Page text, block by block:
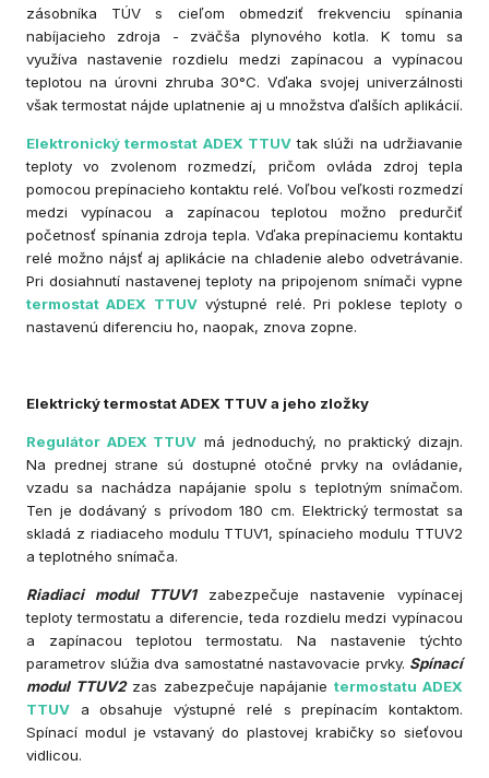
zásobníka TÚV s cieľom obmedziť frekvenciu spínania
nabíjacieho zdroja - zväčša plynového kotla. K tomu sa
využíva nastavenie rozdielu medzi zapínacou a vypínacou
teplotou na úrovni zhruba 30°C. Vďaka svojej univerzálnosti
však termostat nájde uplatnenie aj u množstva ďalších aplikácií.
Elektronický termostat ADEX TTUVtak slúži na udržiavanie
teploty vo zvolenom rozmedzí, pričom ovláda zdroj tepla
pomocou prepínacieho kontaktu relé. Voľbou veľkosti rozmedzí
medzi vypínacou a zapínacou teplotou možno predurčiť
početnosť spínania zdroja tepla. Vďaka prepínaciemu kontaktu
relé možno nájsť aj aplikácie na chladenie alebo odvetrávanie.
Pri dosiahnutí nastavenej teploty na pripojenom snímači vypne
termostat ADEX TTUVvýstupné relé. Pri poklese teploty o
nastavenú diferenciu ho, naopak, znova zopne.
Elektrický termostat ADEX TTUV a jeho zložky
Regulátor ADEX TTUV má jednoduchý, no praktický dizajn.
Na prednej strane sú dostupné otočné prvky na ovládanie,
vzadu sa nachádza napájanie spolu s teplotným snímačom.
Ten je dodávaný s prívodom 180 cm. Elektrický termostat sa
skladá z riadiaceho modulu TTUV1, spínacieho modulu TTUV2
a teplotného snímača.
Riadiaci modul TTUV1zabezpečuje nastavenie vypínacej
teploty termostatu a diferencie, teda rozdielu medzi vypínacou
a zapínacou teplotou termostatu. Na nastavenie týchto
parametrov slúžia dva samostatné nastavovacie prvky. Spínací
modul TTUV2zas zabezpečuje napájanietermostatu ADEX
TTUV a obsahuje výstupné relé s prepínacím kontaktom.
Spínací modul je vstavaný do plastovej krabičky so sieťovou
vidlicou.